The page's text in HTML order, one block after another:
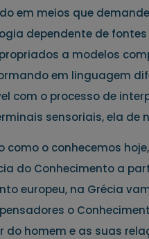
em meios que
dependente de fontes
a modelos
em linguagem
com o processo de
sensoriais, ela de
como o conhecemos
do Conhecimento a
europeu, na Grécia
o
do homem e as suas